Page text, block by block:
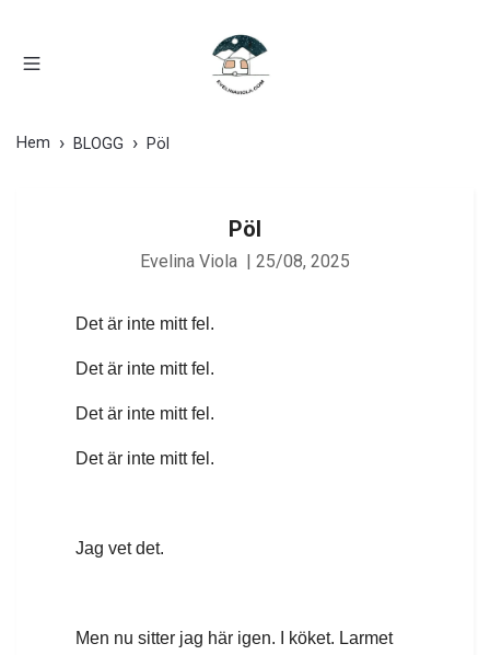
Hem BLOGG Pöl
Pöl
Evelina Viola 25/08, 2025
Det är inte mitt fel.
Det är inte mitt fel.
Det är inte mitt fel.
Det är inte mitt fel.
Jag vet det.
Men nu sitter jag här igen. I köket. Larmet